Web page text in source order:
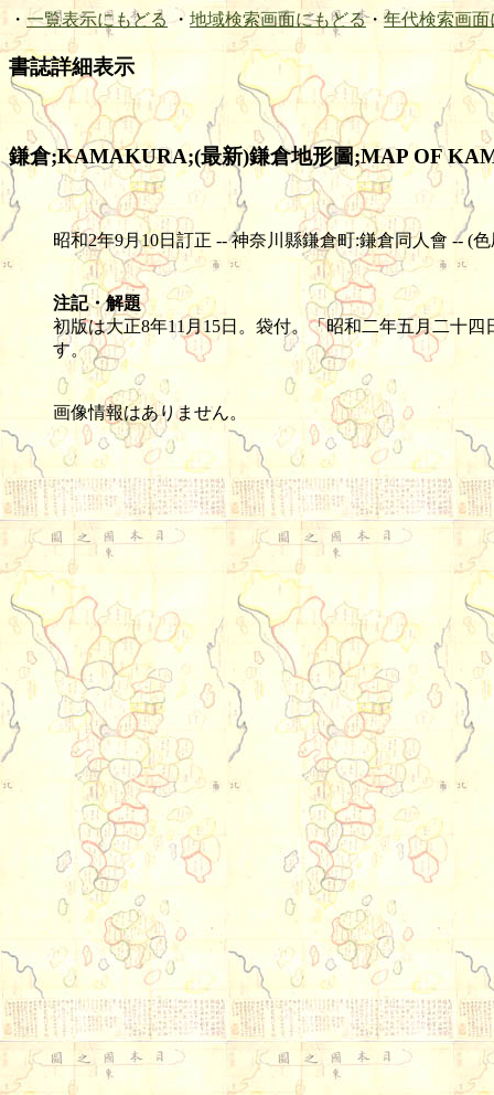
・ 一覧表示にもどる ・ 地域検索画面にもどる・ 年代検索画面
書誌詳細表示
鎌倉;KAMAKURA;(最新)鎌倉地形圖;MAP OF
昭和2年9月10日訂正 -- 神奈川縣鎌倉町:鎌倉同人會 -- (色
注記・解題
初版は大正8年11月15日。袋付。「昭和二年五月二十
す。
画像情報はありません。